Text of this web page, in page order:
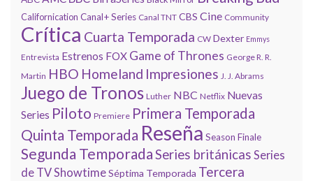
Californication Canal+ Series Canal TNT CBS Cine Community
Crítica Cuarta Temporada CW Dexter Emmys
Entrevista Estrenos FOX Game of Thrones George R. R.
Martin HBO Homeland Impresiones J. J. Abrams
Juego de Tronos Luther NBC Netflix Nuevas
Series Piloto Premiere Primera Temporada
Quinta Temporada Reseña Season Finale
Segunda TemporadaSeries británicas Series
de TVShowtimeSéptima Temporada Tercera